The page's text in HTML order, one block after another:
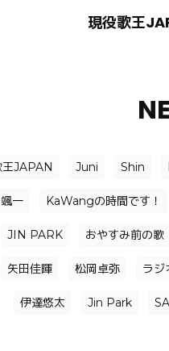
現役歌王
王JAPAN Juni Shin
一 KaWangの時間です！
JIN PARK おやすみ前の歌
矢田佳暉 松岡卓弥 ラジ
伊達悠太 Jin Park